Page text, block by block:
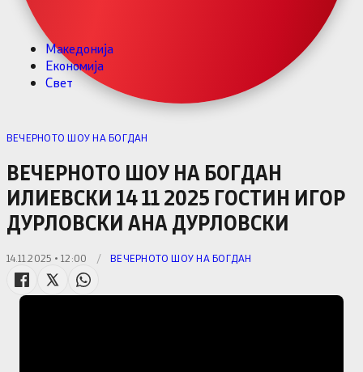
Македонија
Економија
Свет
ВЕЧЕРНОТО ШОУ НА БОГДАН
ВЕЧЕРНОТО ШОУ НА БОГДАН
ИЛИЕВСКИ 14 11 2025 ГОСТИН ИГОР
ДУРЛОВСКИ АНА ДУРЛОВСКИ
14.11.2025 • 12:00 / ВЕЧЕРНОТО ШОУ НА БОГДАН